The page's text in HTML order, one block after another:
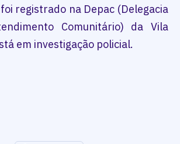
registrado na Depac (Delegacia
Comunitário) da Vila
em investigação policial.